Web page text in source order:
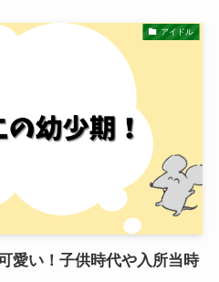
アイドル
愛い！子供時代や入所当時